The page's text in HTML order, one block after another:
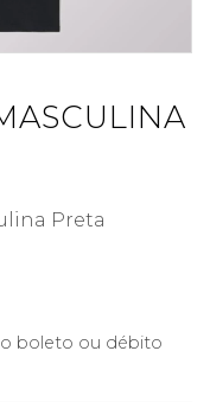
Preta
boleto ou débito